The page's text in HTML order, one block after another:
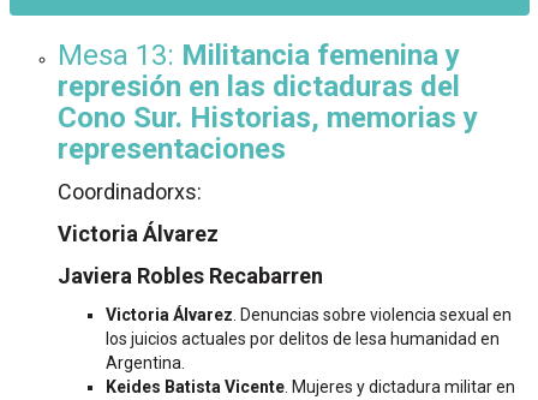
Mesa 13: Militancia femenina y
represión en las dictaduras del
Cono Sur. Historias, memorias y
representaciones
Coordinadorxs:
Victoria Álvarez
Javiera Robles Recabarren
Victoria Álvarez. Denuncias sobre violencia sexual en
los juicios actuales por delitos de lesa humanidad en
Argentina.
Keides Batista Vicente. Mujeres y dictadura militar en